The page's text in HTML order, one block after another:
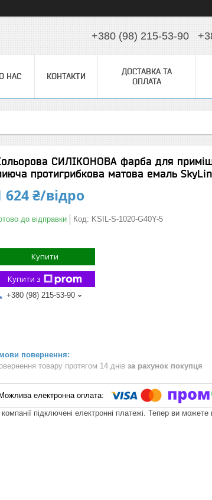
+380 (98) 215-53-90
НАС КОНТАКТИ
ДОСТАВКА ТА
ОПЛАТА
СИЛІКОНОВА фарба для
протигрибкова матова емаль
624 ₴/відро
до відправки Код: KSIL-S-1020-G40Y-5
Купити
Купити з
+380 (98) 215-53-90
товару протягом 14 днів за рахунок покупця
підключені електронні платежі. Тепер ви